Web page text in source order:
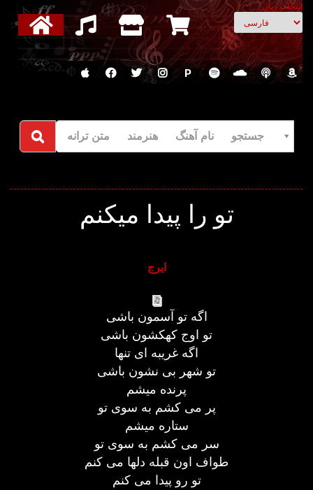
انتخاب زبان
P
جستجو نام آهنگ هنرمند متن ترانه
تو را پیدا میکنم
ایرج
اگه تو آسمون باشی
تو اوج کهکشون باشی
اگه غریبه ای تنها
تو شهر بی نشون باشی
پرنده میشم
پر می کشم به سوی تو
ستاره میشم
سر می کشم به سوی تو
طواف اون قبله دلها می کنم
تو رو پیدا می کنم